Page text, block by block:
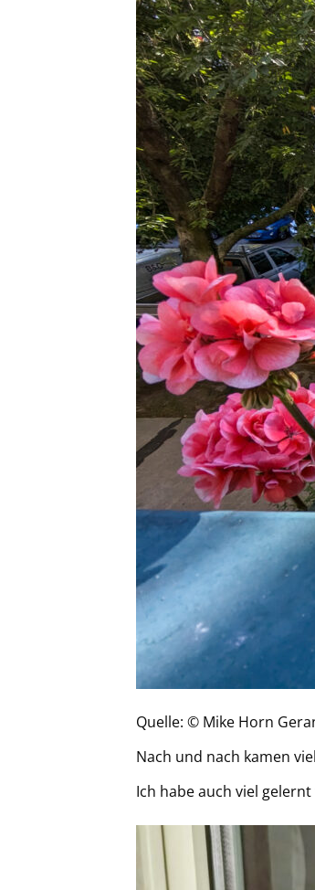
Quelle: © Mike Horn
Nach und nach kamen
Ich habe auch viel